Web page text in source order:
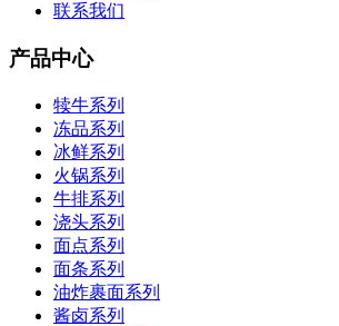
联系我们
产品中心
犊牛系列
冻品系列
冰鲜系列
火锅系列
牛排系列
浇头系列
面点系列
面条系列
油炸裹面系列
酱卤系列